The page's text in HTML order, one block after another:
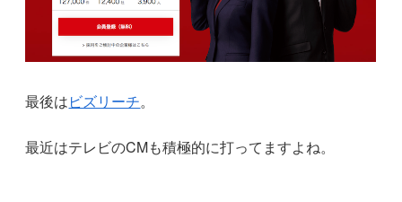
最後はビズリーチ。
最近はテレビのCMも積極的に打ってますよね。